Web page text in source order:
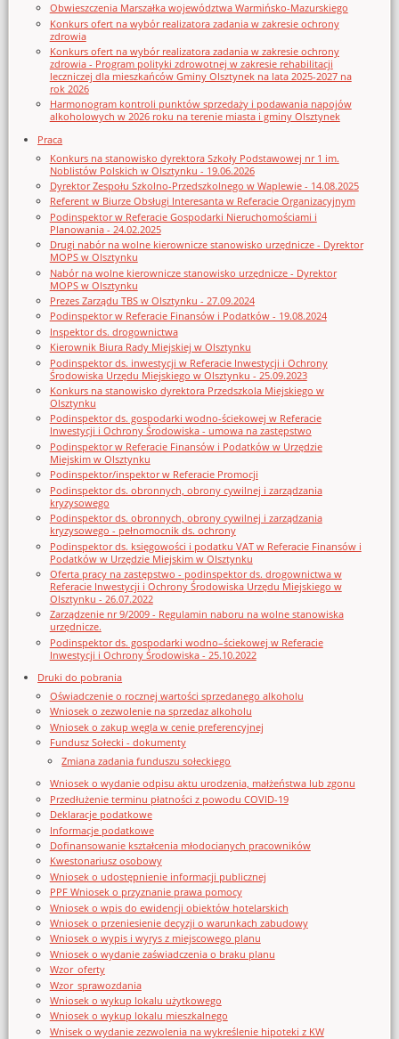
Obwieszczenia Marszałka województwa Warmińsko-Mazurskiego
Konkurs ofert na wybór realizatora zadania w zakresie ochrony
zdrowia
Konkurs ofert na wybór realizatora zadania w zakresie ochrony
zdrowia - Program polityki zdrowotnej w zakresie rehabilitacji
leczniczej dla mieszkańców Gminy Olsztynek na lata 2025-2027 na
rok 2026
Harmonogram kontroli punktów sprzedaży i podawania napojów
alkoholowych w 2026 roku na terenie miasta i gminy Olsztynek
Praca
Konkurs na stanowisko dyrektora Szkoły Podstawowej nr 1 im.
Noblistów Polskich w Olsztynku - 19.06.2026
Dyrektor Zespołu Szkolno-Przedszkolnego w Waplewie - 14.08.2025
Referent w Biurze Obsługi Interesanta w Referacie Organizacyjnym
Podinspektor w Referacie Gospodarki Nieruchomościami i
Planowania - 24.02.2025
Drugi nabór na wolne kierownicze stanowisko urzędnicze - Dyrektor
MOPS w Olsztynku
Nabór na wolne kierownicze stanowisko urzędnicze - Dyrektor
MOPS w Olsztynku
Prezes Zarządu TBS w Olsztynku - 27.09.2024
Podinspektor w Referacie Finansów i Podatków - 19.08.2024
Inspektor ds. drogownictwa
Kierownik Biura Rady Miejskiej w Olsztynku
Podinspektor ds. inwestycji w Referacie Inwestycji i Ochrony
Środowiska Urzędu Miejskiego w Olsztynku - 25.09.2023
Konkurs na stanowisko dyrektora Przedszkola Miejskiego w
Olsztynku
Podinspektor ds. gospodarki wodno-ściekowej w Referacie
Inwestycji i Ochrony Środowiska - umowa na zastępstwo
Podinspektor w Referacie Finansów i Podatków w Urzędzie
Miejskim w Olsztynku
Podinspektor/inspektor w Referacie Promocji
Podinspektor ds. obronnych, obrony cywilnej i zarządzania
kryzysowego
Podinspektor ds. obronnych, obrony cywilnej i zarządzania
kryzysowego - pełnomocnik ds. ochrony
Podinspektor ds. księgowości i podatku VAT w Referacie Finansów i
Podatków w Urzędzie Miejskim w Olsztynku
Oferta pracy na zastępstwo - podinspektor ds. drogownictwa w
Referacie Inwestycji i Ochrony Środowiska Urzędu Miejskiego w
Olsztynku - 26.07.2022
Zarządzenie nr 9/2009 - Regulamin naboru na wolne stanowiska
urzędnicze.
Podinspektor ds. gospodarki wodno–ściekowej w Referacie
Inwestycji i Ochrony Środowiska - 25.10.2022
Druki do pobrania
Oświadczenie o rocznej wartości sprzedanego alkoholu
Wniosek o zezwolenie na sprzedaz alkoholu
Wniosek o zakup węgla w cenie preferencyjnej
Fundusz Sołecki - dokumenty
Zmiana zadania funduszu sołeckiego
Wniosek o wydanie odpisu aktu urodzenia, małżeństwa lub zgonu
Przedłużenie terminu płatności z powodu COVID-19
Deklaracje podatkowe
Informacje podatkowe
Dofinansowanie kształcenia młodocianych pracowników
Kwestonariusz osobowy
Wniosek o udostępnienie informacji publicznej
PPF Wniosek o przyznanie prawa pomocy
Wniosek o wpis do ewidencji obiektów hotelarskich
Wniosek o przeniesienie decyzji o warunkach zabudowy
Wniosek o wypis i wyrys z miejscowego planu
Wniosek o wydanie zaświadczenia o braku planu
Wzor_oferty
Wzor_sprawozdania
Wniosek o wykup lokalu użytkowego
Wniosek o wykup lokalu mieszkalnego
Wnisek o wydanie zezwolenia na wykreślenie hipoteki z KW